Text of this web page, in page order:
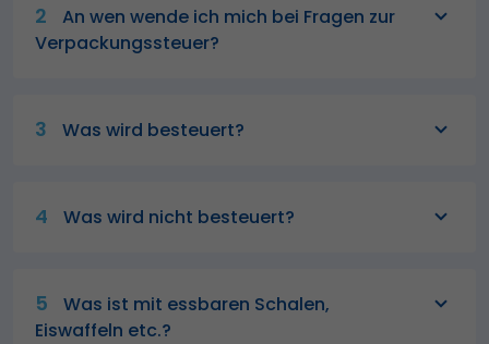
2
An wen wende ich mich bei Fragen zur
Verpackungssteuer?
3 Was wird besteuert?
4 Was wird nicht besteuert?
5
Was ist mit essbaren Schalen,
Eiswaffeln etc.?